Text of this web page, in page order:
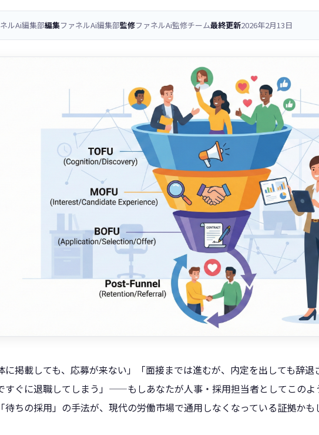
ルAi編集部編集ファネルAi編集部監修ファネルAi監修チーム最終更新2026年2月13日
に掲載しても、応募が来ない」「面接までは進むが、内定を出しても辞
すぐに退職してしまう」——もしあなたが人事・採用担当者としてこのよ
待ちの採用」の手法が、現代の労働市場で通用しなくなっている証拠かも